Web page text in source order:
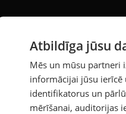
Atbildīga jūsu
Mēs un mūsu partneri
informācijai jūsu ierīcē
identifikatorus un
mērīšanai, auditorijas